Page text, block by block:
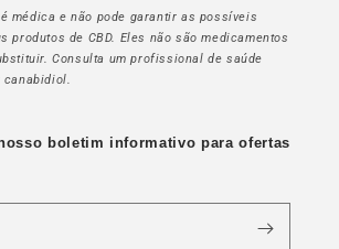
médica e não pode garantir as possíveis
produtos de CBD. Eles não são medicamentos
Consulta um profissional de saúde
canabidiol.
boletim informativo para ofertas